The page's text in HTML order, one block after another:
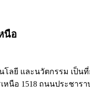
นือ
ลยี และนวัตกรรม เป็น
อ 1518 ถนนประชารา